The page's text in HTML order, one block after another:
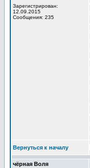
Зарегистрирован:
12.09.2015
Сообщения: 235
Вернуться к началу
чёрная Воля